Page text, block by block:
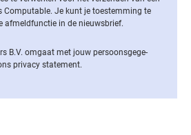
Computable. Je kunt je toestemming te
af­meld­func­tie in de nieuwsbrief.
B.V. omgaat met jouw per­soons­ge­ge­
privacy statement.